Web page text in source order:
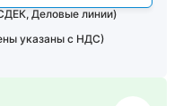
Деловые линии)
указаны с НДС)